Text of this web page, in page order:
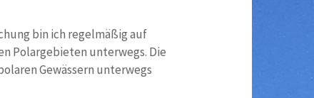
bin ich regelmäßig auf
Polargebieten unterwegs. Die
Gewässern unterwegs